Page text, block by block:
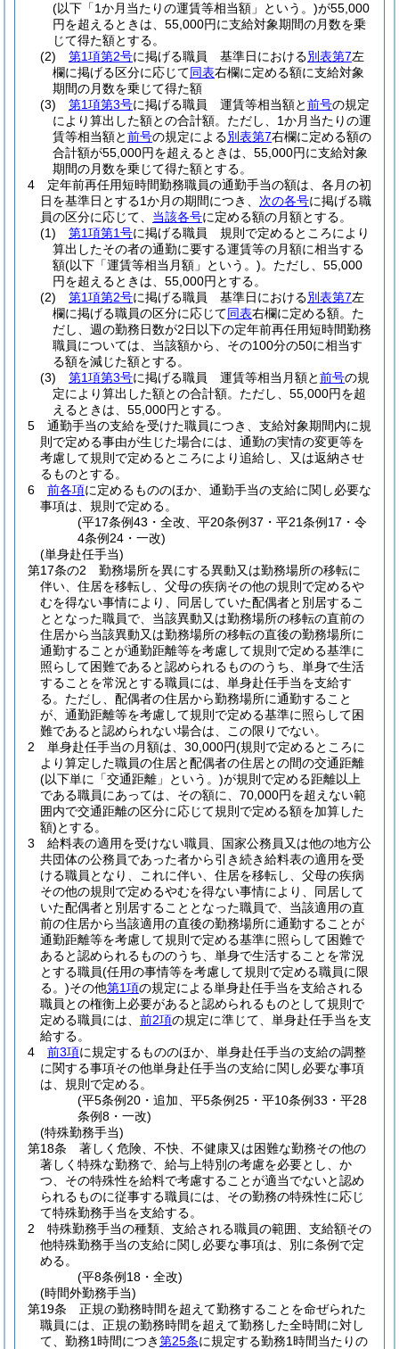
(以下「1か月当たりの運賃等相当額」という。)が55,000
円を超えるときは、55,000円に支給対象期間の月数を乗
じて得た額とする。
(2)
第1項第2号に掲げる職員 基準日における別表第7左
欄に掲げる区分に応じて同表右欄に定める額に支給対象
期間の月数を乗じて得た額
(3)
第1項第3号に掲げる職員 運賃等相当額と前号の規定
により算出した額との合計額。 ただし、1か月当たりの運
賃等相当額と前号の規定による別表第7右欄に定める額の
合計額が55,000円を超えるときは、55,000円に支給対象
期間の月数を乗じて得た額とする。
4
定年前再任用短時間勤務職員の通勤手当の額は、各月の初
日を基準日とする1か月の期間につき、 次の各号に掲げる職
員の区分に応じて、 当該各号に定める額の月額とする。
(1)
第1項第1号に掲げる職員 規則で定めるところにより
算出したその者の通勤に要する運賃等の月額に相当する
額(以下「運賃等相当月額」という。)。 ただし、55,000
円を超えるときは、55,000円とする。
(2)
第1項第2号に掲げる職員 基準日における別表第7左
欄に掲げる職員の区分に応じて同表右欄に定める額。 た
だし、週の勤務日数が2日以下の定年前再任用短時間勤務
職員については、当該額から、その100分の50に相当す
る額を減じた額とする。
(3)
第1項第3号に掲げる職員 運賃等相当月額と前号の規
定により算出した額との合計額。 ただし、55,000円を超
えるときは、55,000円とする。
5
通勤手当の支給を受けた職員につき、支給対象期間内に規
則で定める事由が生じた場合には、通勤の実情の変更等を
考慮して規則で定めるところにより追給し、又は返納させ
るものとする。
6
前各項に定めるもののほか、通勤手当の支給に関し必要な
事項は、規則で定める。
(平17条例43・全改、平20条例37・平21条例17・令
4条例24・一改)
(単身赴任手当)
第17条の2
勤務場所を異にする異動又は勤務場所の移転に
伴い、住居を移転し、父母の疾病その他の規則で定めるや
むを得ない事情により、同居していた配偶者と別居するこ
ととなった職員で、当該異動又は勤務場所の移転の直前の
住居から当該異動又は勤務場所の移転の直後の勤務場所に
通勤することが通勤距離等を考慮して規則で定める基準に
照らして困難であると認められるもののうち、単身で生活
することを常況とする職員には、単身赴任手当を支給す
る。 ただし、配偶者の住居から勤務場所に通勤すること
が、通勤距離等を考慮して規則で定める基準に照らして困
難であると認められない場合は、この限りでない。
2
単身赴任手当の月額は、30,000円(規則で定めるところに
より算定した職員の住居と配偶者の住居との間の交通距離
(以下単に「交通距離」という。)が規則で定める距離以上
である職員にあっては、その額に、70,000円を超えない範
囲内で交通距離の区分に応じて規則で定める額を加算した
額)とする。
3
給料表の適用を受けない職員、国家公務員又は他の地方公
共団体の公務員であった者から引き続き給料表の適用を受
ける職員となり、これに伴い、住居を移転し、父母の疾病
その他の規則で定めるやむを得ない事情により、同居して
いた配偶者と別居することとなった職員で、当該適用の直
前の住居から当該適用の直後の勤務場所に通勤することが
通勤距離等を考慮して規則で定める基準に照らして困難で
あると認められるもののうち、単身で生活することを常況
とする職員(任用の事情等を考慮して規則で定める職員に限
る。)その他第1項の規定による単身赴任手当を支給される
職員との権衡上必要があると認められるものとして規則で
定める職員には、 前2項の規定に準じて、単身赴任手当を支
給する。
4
前3項に規定するもののほか、単身赴任手当の支給の調整
に関する事項その他単身赴任手当の支給に関し必要な事項
は、規則で定める。
(平5条例20・追加、平5条例25・平10条例33・平28
条例8・一改)
(特殊勤務手当)
第18条
著しく危険、不快、不健康又は困難な勤務その他の
著しく特殊な勤務で、給与上特別の考慮を必要とし、か
つ、その特殊性を給料で考慮することが適当でないと認め
られるものに従事する職員には、その勤務の特殊性に応じ
て特殊勤務手当を支給する。
2
特殊勤務手当の種類、支給される職員の範囲、支給額その
他特殊勤務手当の支給に関し必要な事項は、別に条例で定
める。
(平8条例18・全改)
(時間外勤務手当)
第19条
正規の勤務時間を超えて勤務することを命ぜられた
職員には、正規の勤務時間を超えて勤務した全時間に対し
て、勤務1時間につき第25条に規定する勤務1時間当たりの